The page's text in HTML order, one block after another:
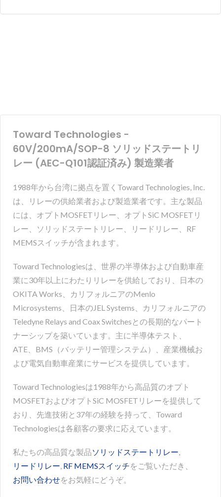
Toward Technologies -
60V/200mA/SOP-8 ソリッドステートリ
レー (AEC-Q101認証済み) 製造業者
1988年から台湾に拠点を置くToward Technologies, Inc.
は、リレーの供給業者および製造業者です。主な製品
には、オプトMOSFETリレー、オプトSiC MOSFETリ
レー、ソリッドステートリレー、リードリレー、RF
MEMSスイッチが含まれます。
Toward Technologiesは、世界の半導体および自動車産
業に30年以上にわたりリレーを供給しており、日本の
OKITA Works、カリフォルニアのMenlo
Microsystems、日本のJEL Systems、カリフォルニアの
Teledyne Relays and Coax Switchesとの長期的なパート
ナーシップを築いています。主に半導体テスト、
ATE、BMS（バッテリー管理システム）、産業機械お
よび電気自動車産業にサービスを提供しています。
Toward Technologiesは1988年から高品質のオプト
MOSFETおよびオプトSiC MOSFETリレーを提供して
おり、先進技術と37年の経験を持って、Toward
Technologiesは各顧客の要求に応えています。
私たちの高品質な製品ソリッドステートリレー,
リードリレー, RF MEMSスイッチをご覧いただき、
お問い合わせをお気軽にどうぞ。